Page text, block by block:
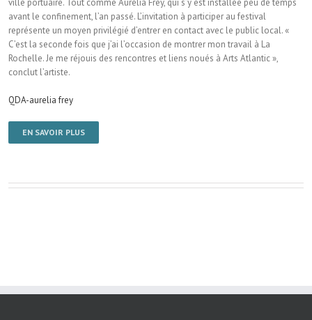
avant le confinement, l’an passé. L’invitation à participer au festival
représente un moyen privilégié d’entrer en contact avec le public local. «
C’est la seconde fois que j’ai l’occasion de montrer mon travail à La
Rochelle. Je me réjouis des rencontres et liens noués à Arts Atlantic »,
conclut l’artiste.
QDA-aurelia frey
EN SAVOIR PLUS